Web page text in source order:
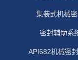
集装式机械
密封辅助系
API682机械密